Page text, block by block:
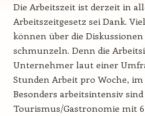
Die Arbeitszeit ist derzeit in
Arbeitszeitgesetz sei Dank.
können über die
schmunzeln. Denn die
Unternehmer laut einer
Stunden Arbeit pro Woche, im
Besonders arbeitsintensiv
Tourismus/Gastronomie mit